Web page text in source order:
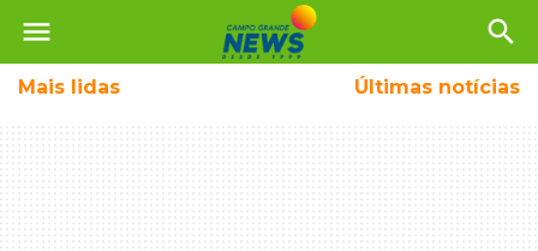
menu search
Mais lidas Últimas notícias